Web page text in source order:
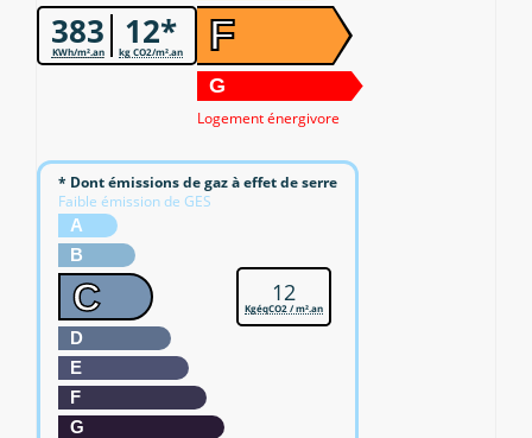
383
KWh/m².an 12*
kg CO2/m².an F
G
Logement énergivore
* Dont émissions de gaz à effet de serre
Faible émission de GES
A
B
C
D
E
F
G
12
KgéqCO2 / m².an